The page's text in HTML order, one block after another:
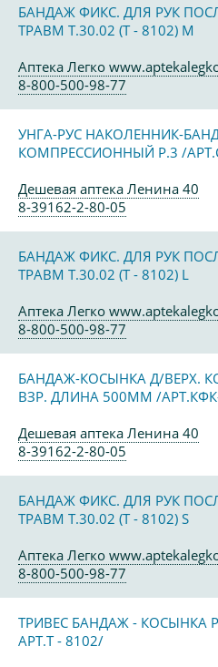
БАНДАЖ ФИКС. ДЛЯ РУК
ТРАВМ Т.30.02 (Т - 8102) М
Аптека Легко
8-800-500-98-77
УНГА-РУС НАКОЛЕННИК-
КОМПРЕССИОННЫЙ Р.3 /
Дешевая аптека Ленина 40
8-39162-2-80-05
БАНДАЖ ФИКС. ДЛЯ РУК
ТРАВМ Т.30.02 (Т - 8102) L
Аптека Легко
8-800-500-98-77
БАНДАЖ-КОСЫНКА Д/ВЕРХ.
ВЗР. ДЛИНА 500ММ /
Дешевая аптека Ленина 40
8-39162-2-80-05
БАНДАЖ ФИКС. ДЛЯ РУК
ТРАВМ Т.30.02 (Т - 8102) S
Аптека Легко
8-800-500-98-77
ТРИВЕС БАНДАЖ - КОСЫНКА
АРТ.Т - 8102/